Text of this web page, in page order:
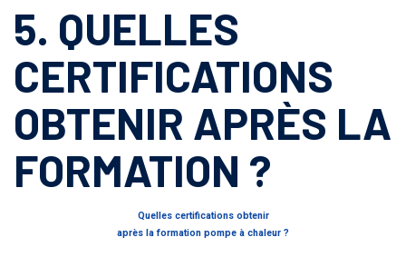
5. QUELLES
CERTIFICATIONS
OBTENIR APRÈS LA
FORMATION ?
Quelles certifications obtenir
après la formation pompe à chaleur ?